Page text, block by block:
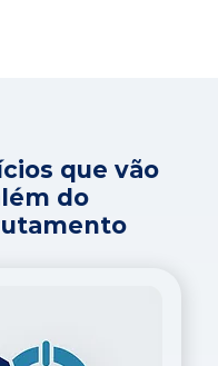
que vão
do